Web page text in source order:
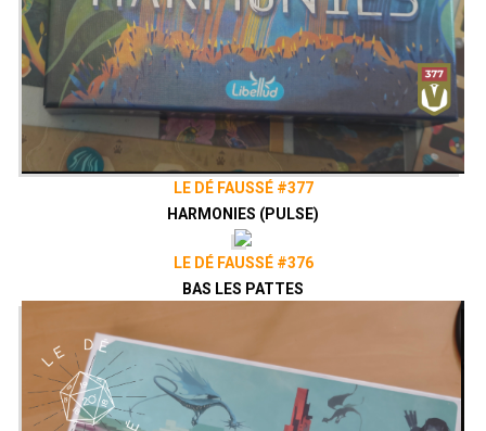
LE DÉ FAUSSÉ #377
HARMONIES (PULSE)
LE DÉ FAUSSÉ #376
BAS LES PATTES